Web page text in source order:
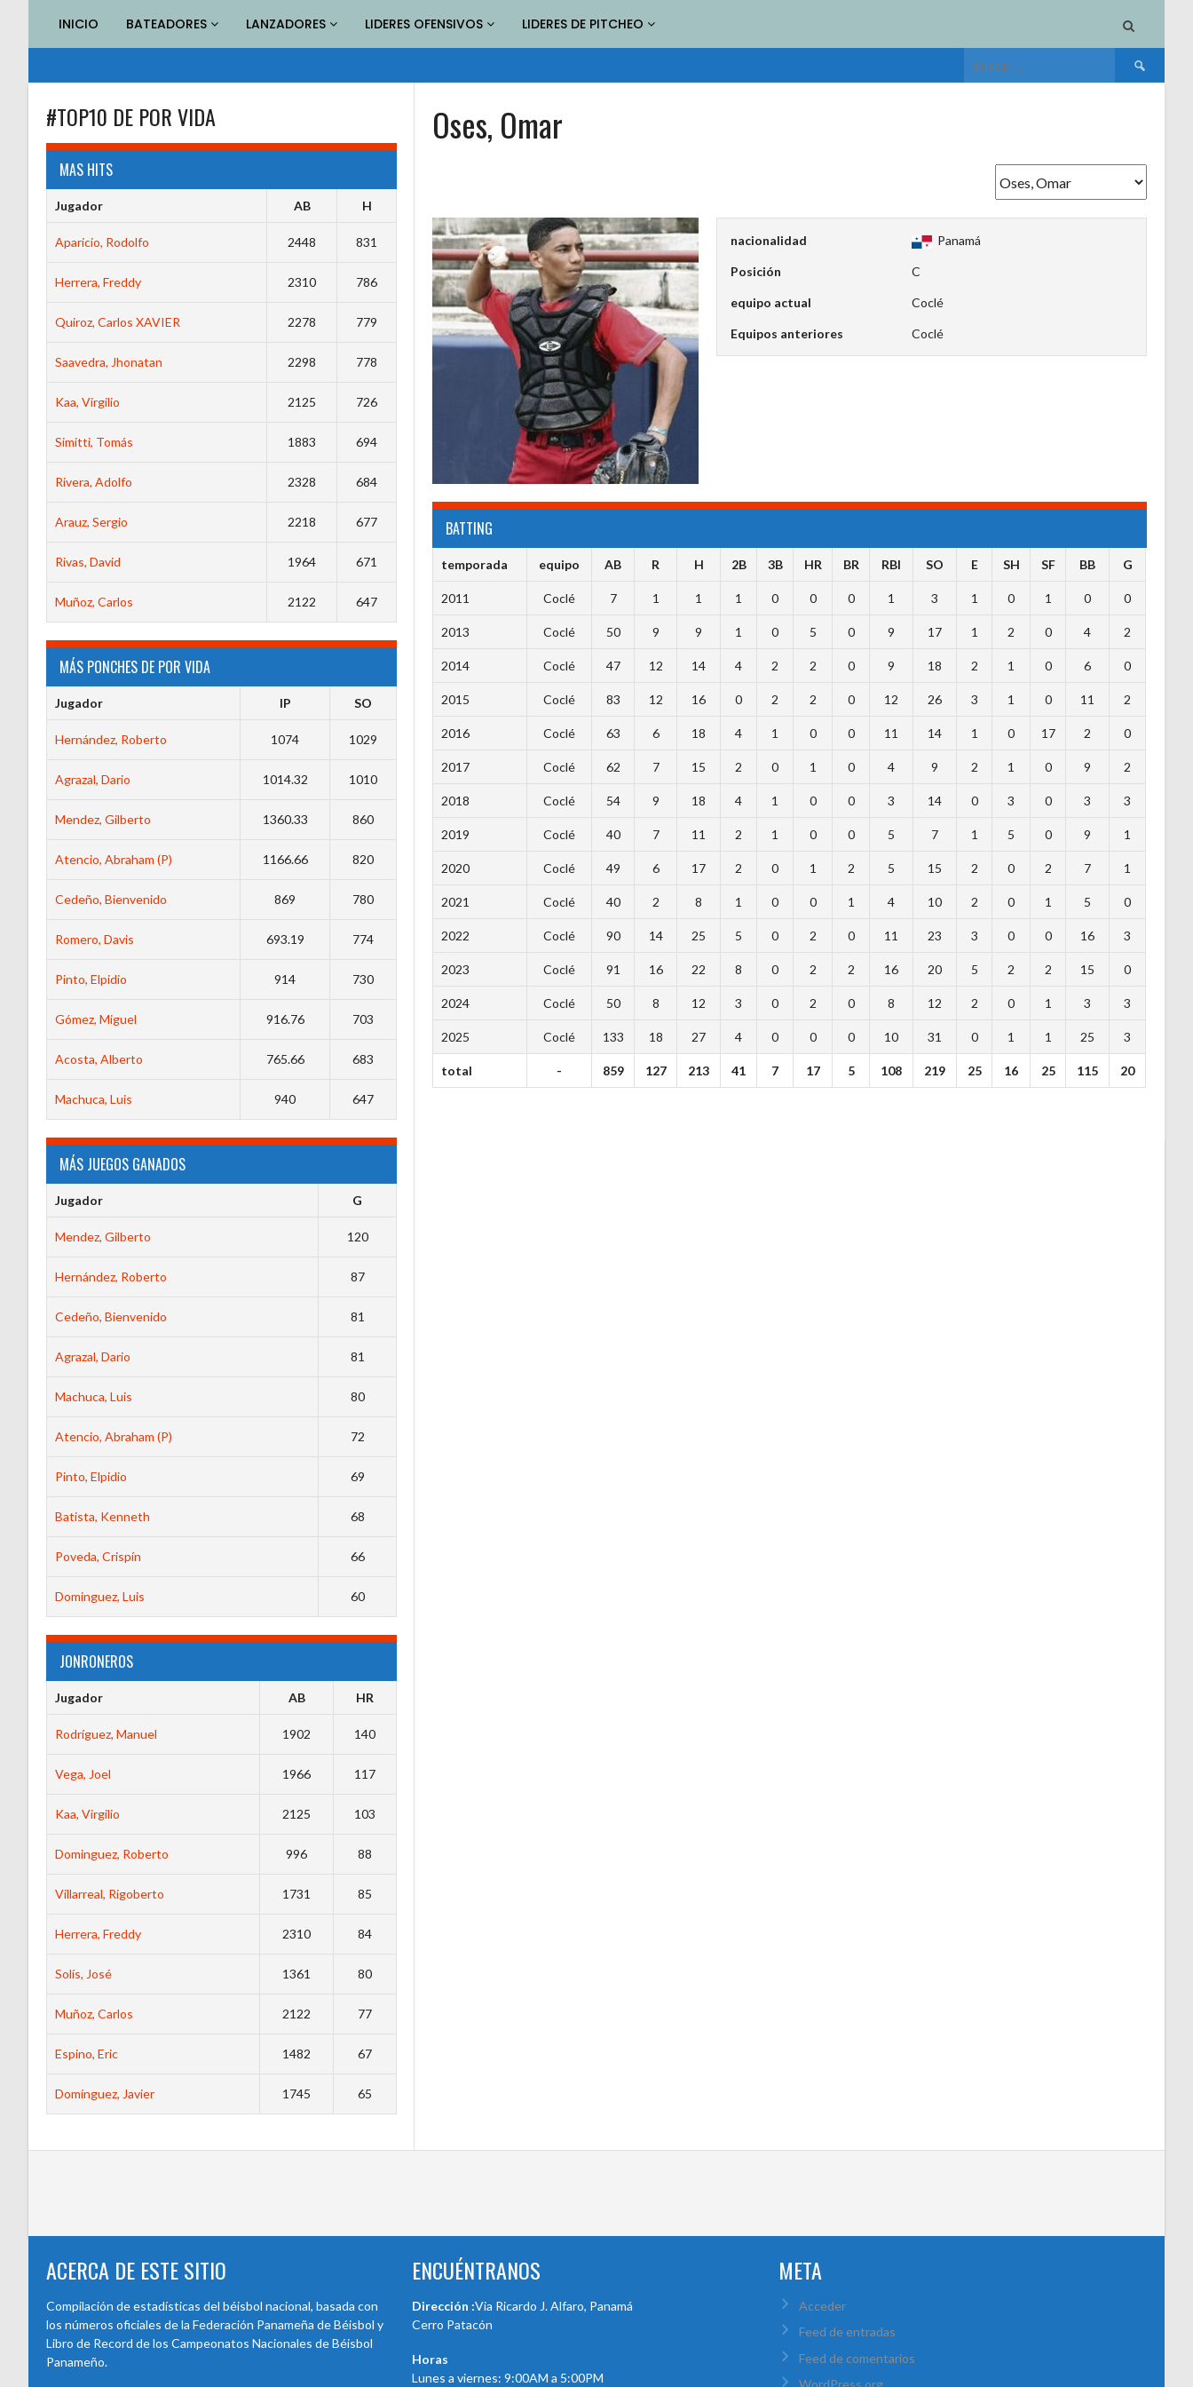
contenido
INICIO BATEADORES LANZADORES LIDERES OFENSIVOS LIDERES DE PITCHEO
Buscar:
Oses, Omar
nacionalidad Panamá
Posición C
equipo actual Coclé
Equipos anteriores Coclé
BATTING
temporada equipo AB R H 2B 3B HR BR RBI SO E SH SF BB G
2011 Coclé 7 1 1 1 0 0 0 1 3 1 0 1 0 0
2013 Coclé 50 9 9 1 0 5 0 9 17 1 2 0 4 2
2014 Coclé 47 12 14 4 2 2 0 9 18 2 1 0 6 0
2015 Coclé 83 12 16 0 2 2 0 12 26 3 1 0 11 2
2016 Coclé 63 6 18 4 1 0 0 11 14 1 0 17 2 0
2017 Coclé 62 7 15 2 0 1 0 4 9 2 1 0 9 2
2018 Coclé 54 9 18 4 1 0 0 3 14 0 3 0 3 3
2019 Coclé 40 7 11 2 1 0 0 5 7 1 5 0 9 1
2020 Coclé 49 6 17 2 0 1 2 5 15 2 0 2 7 1
2021 Coclé 40 2 8 1 0 0 1 4 10 2 0 1 5 0
2022 Coclé 90 14 25 5 0 2 0 11 23 3 0 0 16 3
2023 Coclé 91 16 22 8 0 2 2 16 20 5 2 2 15 0
2024 Coclé 50 8 12 3 0 2 0 8 12 2 0 1 3 3
2025 Coclé 133 18 27 4 0 0 0 10 31 0 1 1 25 3
total - 859 127 213 41 7 17 5 108 219 25 16 25 115 20
#TOP10 DE POR VIDA
MAS HITS
Jugador AB H
Aparicio, Rodolfo 2448 831
Herrera, Freddy 2310 786
Quiroz, Carlos XAVIER 2278 779
Saavedra, Jhonatan 2298 778
Kaa, Virgilio 2125 726
Simitti, Tomás 1883 694
Rivera, Adolfo 2328 684
Arauz, Sergio 2218 677
Rivas, David 1964 671
Muñoz, Carlos 2122 647
MÁS PONCHES DE POR VIDA
Jugador IP SO
Hernández, Roberto 1074 1029
Agrazal, Dario 1014.32 1010
Mendez, Gilberto 1360.33 860
Atencio, Abraham (P) 1166.66 820
Cedeño, Bienvenido 869 780
Romero, Davis 693.19 774
Pinto, Elpidio 914 730
Gómez, Miguel 916.76 703
Acosta, Alberto 765.66 683
Machuca, Luis 940 647
MÁS JUEGOS GANADOS
Jugador G
Mendez, Gilberto 120
Hernández, Roberto 87
Cedeño, Bienvenido 81
Agrazal, Dario 81
Machuca, Luis 80
Atencio, Abraham (P) 72
Pinto, Elpidio 69
Batista, Kenneth 68
Poveda, Crispín 66
Dominguez, Luis 60
JONRONEROS
Jugador AB HR
Rodríguez, Manuel 1902 140
Vega, Joel 1966 117
Kaa, Virgilio 2125 103
Dominguez, Roberto 996 88
Villarreal, Rigoberto 1731 85
Herrera, Freddy 2310 84
Solís, José 1361 80
Muñoz, Carlos 2122 77
Espino, Eric 1482 67
Domínguez, Javier 1745 65
ACERCA DE ESTE SITIO
Compilación de estadísticas del béisbol nacional, basada con
los números oficiales de la Federación Panameña de Béisbol y
Libro de Record de los Campeonatos Nacionales de Béisbol
Panameño.
ENCUÉNTRANOS
Dirección :Via Ricardo J. Alfaro, Panamá
Cerro Patacón
Horas
Lunes a viernes: 9:00AM a 5:00PM
META
Acceder
Feed de entradas
Feed de comentarios